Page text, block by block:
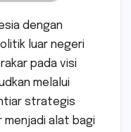
dengan
luar negeri
pada visi
melalui
strategis
menjadi alat bagi